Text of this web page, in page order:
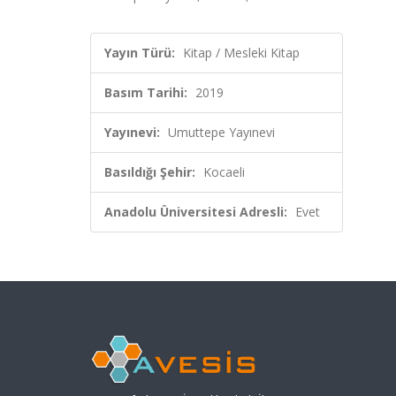
Yayın Türü: Kitap / Mesleki Kitap
Basım Tarihi: 2019
Yayınevi: Umuttepe Yayınevi
Basıldığı Şehir: Kocaeli
Anadolu Üniversitesi Adresli: Evet